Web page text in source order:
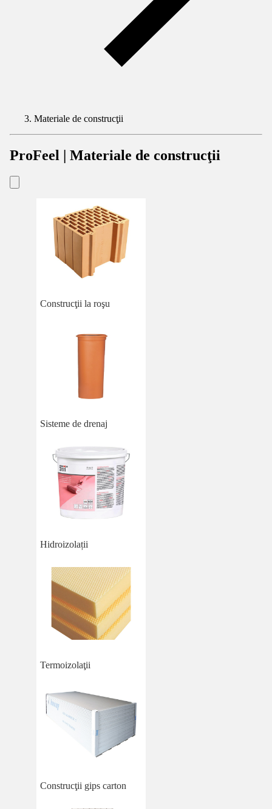
Materiale de construcţii
ProFeel | Materiale de construcţii
Construcţii la roşu
Sisteme de drenaj
Hidroizolații
Termoizolaţii
Construcţii gips carton